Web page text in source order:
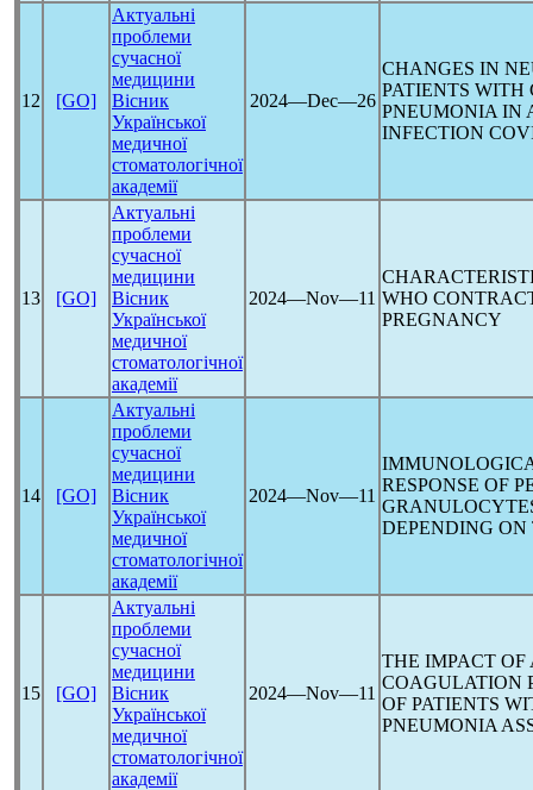
12 [GO]
Актуальні
проблеми
сучасної
медицини
Вісник
Української
медичної
стоматологічної
академії
2024―Dec―26
CHANGES IN
PATIENTS
PNEUMONIA IN
INFECTION
13 [GO]
Актуальні
проблеми
сучасної
медицини
Вісник
Української
медичної
стоматологічної
академії
2024―Nov―11 WHO
PREGNANCY
14 [GO]
Актуальні
проблеми
сучасної
медицини
Вісник
Української
медичної
стоматологічної
академії
2024―Nov―11
RESPONSE OF
DEPENDING
15 [GO]
Актуальні
проблеми
сучасної
медицини
Вісник
Української
медичної
стоматологічної
академії
2024―Nov―11
THE IMPACT
COAGULATION
OF PATIENTS
PNEUMONIA